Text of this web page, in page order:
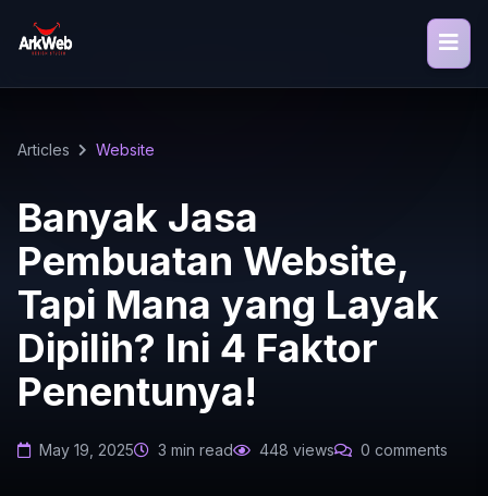
Articles Website
Banyak Jasa
Pembuatan Website,
Tapi Mana yang Layak
Dipilih? Ini 4 Faktor
Penentunya!
May 19, 2025 3 min read 448 views 0 comments